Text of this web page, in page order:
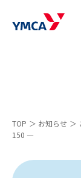
TOP ＞ お知らせ ＞
150 ―